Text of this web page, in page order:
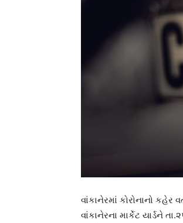
વાંકાનેરમાં કોરોનાનો
વાંકાનેરના માર્કેટ યાર્ડને